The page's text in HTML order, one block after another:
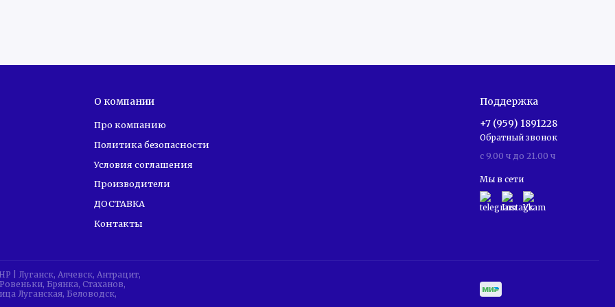
О компании
Про компанию
Политика безопасности
Условия соглашения
Производители
ДОСТАВКА
Контакты
Поддержка
+7 (959) 1891228
Обратный звонок
c 9.00 ч до 21.00 ч
Мы в сети
Луганск, Алчевск, Антрацит,
Брянка, Стаханов,
Луганская, Беловодск,